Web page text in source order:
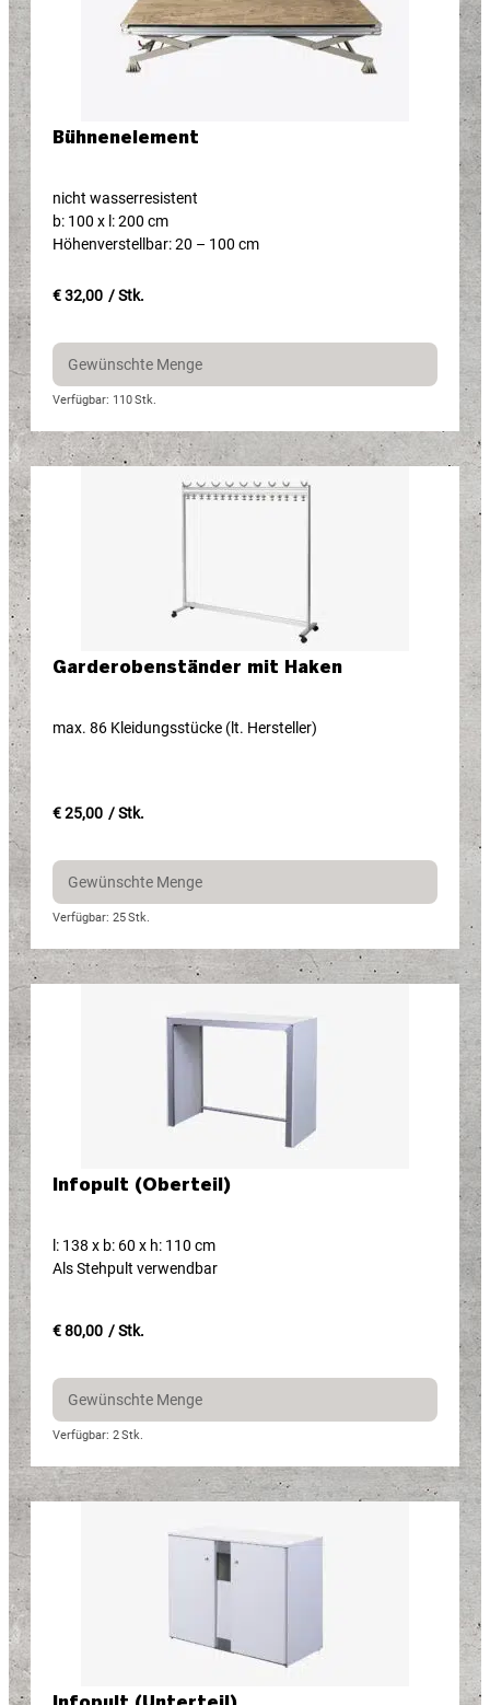
Bühnenelement​
nicht wasserresistent
b: 100 x l: 200 cm
Höhenverstellbar: 20 – 100 cm
€ 32,00 / Stk.
Verfügbar: 110Stk.
Garderobenständer mit Haken
max. 86 Kleidungsstücke (lt. Hersteller)
€ 25,00 / Stk.
Verfügbar: 25Stk.
Infopult (Oberteil)
l: 138 x b: 60 x h: 110 cm
Als Stehpult verwendbar
€ 80,00 / Stk.
Verfügbar: 2Stk.